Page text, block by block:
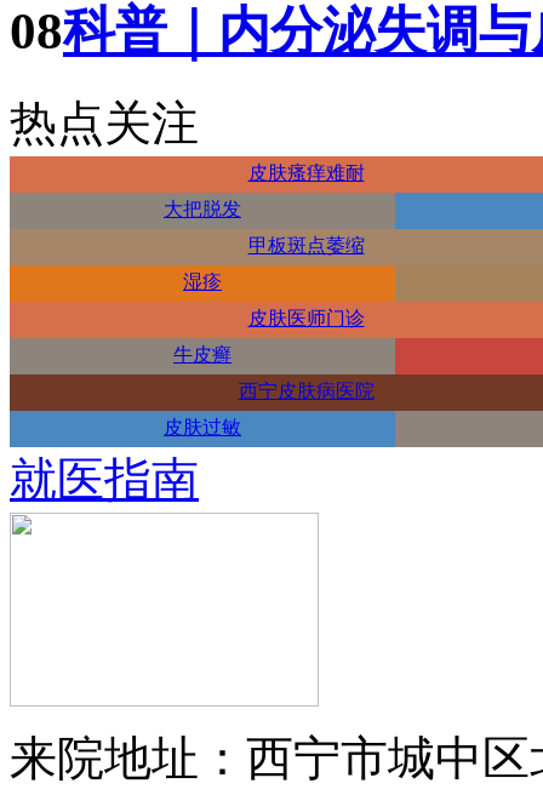
08科普｜内分泌失调
热点关注
皮肤瘙痒难耐
大把脱发
甲板斑点萎缩
湿疹
皮肤医师门诊
牛皮癣
西宁皮肤病医院
皮肤过敏
就医指南
来院地址：西宁市城中区